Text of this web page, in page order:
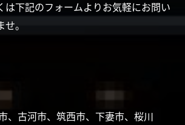
は下記のフォームよりお気軽にお問い
。
、古河市、筑西市、下妻市、桜川